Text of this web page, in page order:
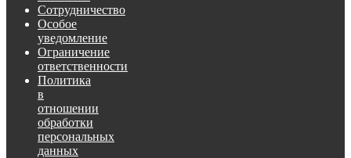
Сотрудничество
Особое
уведомление
Ограничение
ответственности
Политика
в
отношении
обработки
персональных
данных